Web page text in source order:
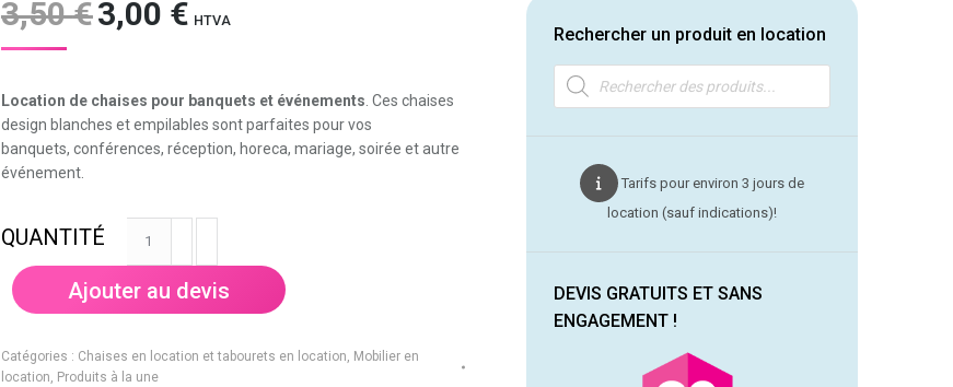
3,50€ Le
prix
3,50 €.
3,00 €Le
3,00 €.
HTVA
Location de chaises pour banquets et événements . Ces chaises
design blanches et empilables sont parfaites pour vos
banquets, conférences, réception, horeca, mariage, soirée et autre
événement.
blanche
(Volga)
Ajouter au devis
Catégories : Chaises en location et tabourets en location, Mobilier en
location, Produits à la une
Rechercher un produit en location
Recherche
de
produits
Tarifs pour environ 3 jours de
location (sauf indications)!
DEVIS GRATUITS ET SANS
ENGAGEMENT !